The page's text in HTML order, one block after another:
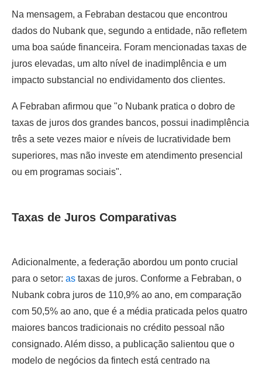
Na mensagem, a Febraban destacou que encontrou
dados do Nubank que, segundo a entidade, não refletem
uma boa saúde financeira. Foram mencionadas taxas de
juros elevadas, um alto nível de inadimplência e um
impacto substancial no endividamento dos clientes.
A Febraban afirmou que "o Nubank pratica o dobro de
taxas de juros dos grandes bancos, possui inadimplência
três a sete vezes maior e níveis de lucratividade bem
superiores, mas não investe em atendimento presencial
ou em programas sociais".
Taxas de Juros Comparativas
Adicionalmente, a federação abordou um ponto crucial
para o setor: as taxas de juros. Conforme a Febraban, o
Nubank cobra juros de 110,9% ao ano, em comparação
com 50,5% ao ano, que é a média praticada pelos quatro
maiores bancos tradicionais no crédito pessoal não
consignado. Além disso, a publicação salientou que o
modelo de negócios da fintech está centrado na